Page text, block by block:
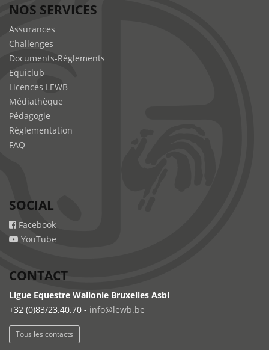
NOS SERVICES
Assurances
Challenges
Documents-Règlements
Equiclub
Licences LEWB
Médiathèque
Pédagogie
Règlementation
FAQ
SOCIAL
Facebook
YouTube
CONTACT
Ligue Equestre Wallonie Bruxelles Asbl
+32 (0)83/23.40.70 - info@lewb.be
Tous les contacts